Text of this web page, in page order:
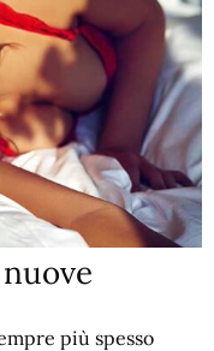
più spesso